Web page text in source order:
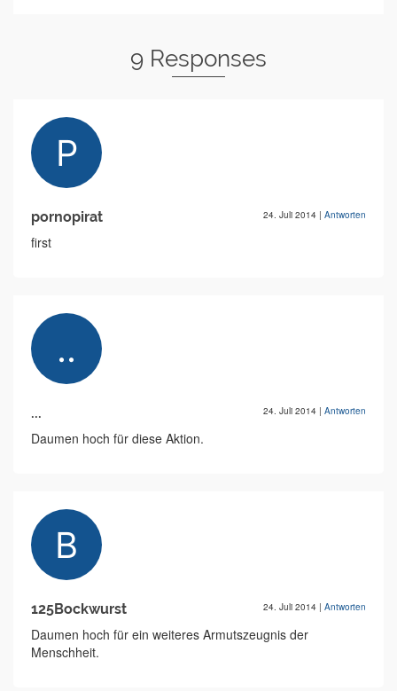
9 Responses
pornopirat 24. Juli 2014 | Antworten
first
... 24. Juli 2014 | Antworten
Daumen hoch für diese Aktion.
125Bockwurst 24. Juli 2014 | Antworten
Daumen hoch für ein weiteres Armutszeugnis der
Menschheit.